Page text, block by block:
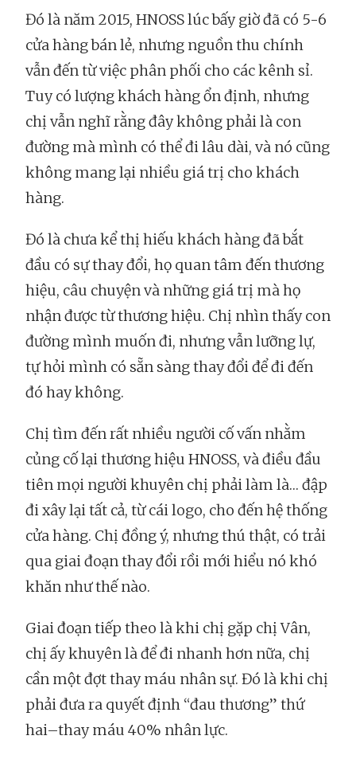
Đó là năm 2015, HNOSS lúc bấy giờ đã có 5-6
cửa hàng bán lẻ, nhưng nguồn thu chính
vẫn đến từ việc phân phối cho các kênh sỉ.
Tuy có lượng khách hàng ổn định, nhưng
chị vẫn nghĩ rằng đây không phải là con
đường mà mình có thể đi lâu dài, và nó cũng
không mang lại nhiều giá trị cho khách
hàng.
Đó là chưa kể thị hiếu khách hàng đã bắt
đầu có sự thay đổi, họ quan tâm đến thương
hiệu, câu chuyện và những giá trị mà họ
nhận được từ thương hiệu. Chị nhìn thấy con
đường mình muốn đi, nhưng vẫn lưỡng lự,
tự hỏi mình có sẵn sàng thay đổi để đi đến
đó hay không.
Chị tìm đến rất nhiều người cố vấn nhằm
củng cố lại thương hiệu HNOSS, và điều đầu
tiên mọi người khuyên chị phải làm là… đập
đi xây lại tất cả, từ cái logo, cho đến hệ thống
cửa hàng. Chị đồng ý, nhưng thú thật, có trải
qua giai đoạn thay đổi rồi mới hiểu nó khó
khăn như thế nào.
Giai đoạn tiếp theo là khi chị gặp chị Vân,
chị ấy khuyên là để đi nhanh hơn nữa, chị
cần một đợt thay máu nhân sự. Đó là khi chị
phải đưa ra quyết định “đau thương” thứ
hai–thay máu 40% nhân lực.